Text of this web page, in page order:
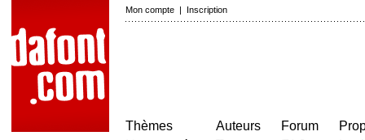
Mon compte | Inscription
Thèmes
Auteurs
Forum